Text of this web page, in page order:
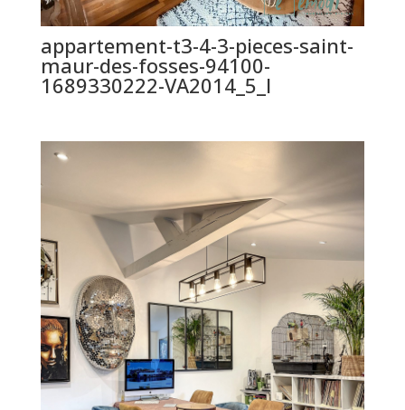
appartement-t3-4-3-pieces-saint-
maur-des-fosses-94100-
1689330222-VA2014_5_l